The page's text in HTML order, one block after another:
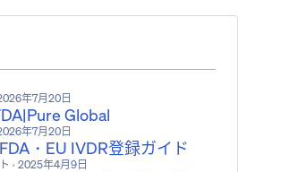
年7月20日
Global
年7月20日
・EU IVDR登録ガイド
· 2025年4月9日